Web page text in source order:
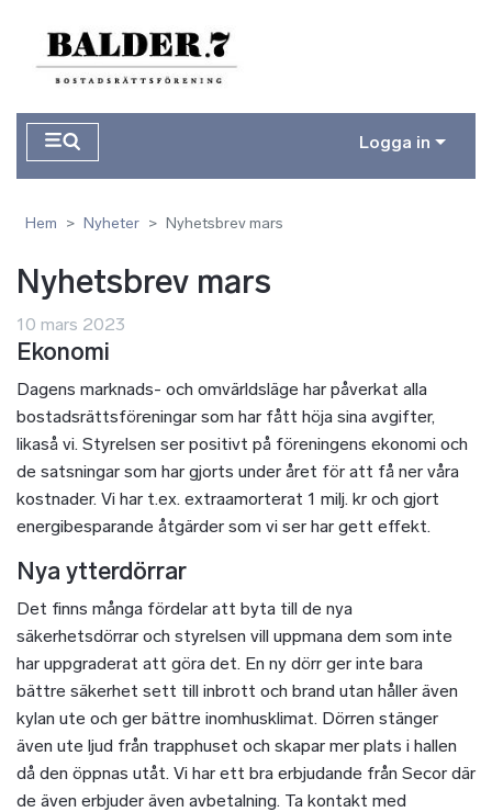
Logga in
Hem Nyheter Nyhetsbrev mars
Nyhetsbrev mars
10 mars 2023
Ekonomi
Dagens marknads- och omvärldsläge har påverkat alla
bostadsrättsföreningar som har fått höja sina avgifter,
likaså vi. Styrelsen ser positivt på föreningens ekonomi och
de satsningar som har gjorts under året för att få ner våra
kostnader. Vi har t.ex. extraamorterat 1 milj. kr och gjort
energibesparande åtgärder som vi ser har gett effekt.
Nya ytterdörrar
Det finns många fördelar att byta till de nya
säkerhetsdörrar och styrelsen vill uppmana dem som inte
har uppgraderat att göra det. En ny dörr ger inte bara
bättre säkerhet sett till inbrott och brand utan håller även
kylan ute och ger bättre inomhusklimat. Dörren stänger
även ute ljud från trapphuset och skapar mer plats i hallen
då den öppnas utåt. Vi har ett bra erbjudande från Secor där
de även erbjuder även avbetalning. Ta kontakt med